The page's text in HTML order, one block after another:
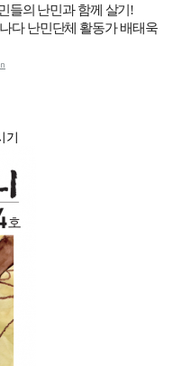
들의 난민과 함께 살기!
나다 난민단체 활동가 배태욱
기